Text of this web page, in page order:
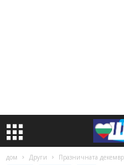
дом Други Празничната